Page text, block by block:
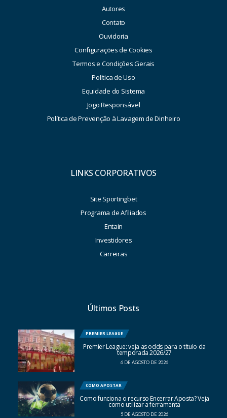
Autores
Contato
Ouvidoria
Configurações de Cookies
Termos e Condições Gerais
Política de Uso
Equidade do Sistema
Jogo Responsável
Política de Prevenção à Lavagem de Dinheiro
LINKS CORPORATIVOS
Site Sportingbet
Programa de Afiliados
Entain
Investidores
Carreiras
Últimos Posts
PREMIER LEAGUE
Premier League: veja as odds para o título da
temporada 2026/27
6 DE AGOSTO DE 2026
COMO APOSTAR
Como funciona o recurso Encerrar Aposta? Veja
como utilizar a ferramenta
5 DE AGOSTO DE 2026